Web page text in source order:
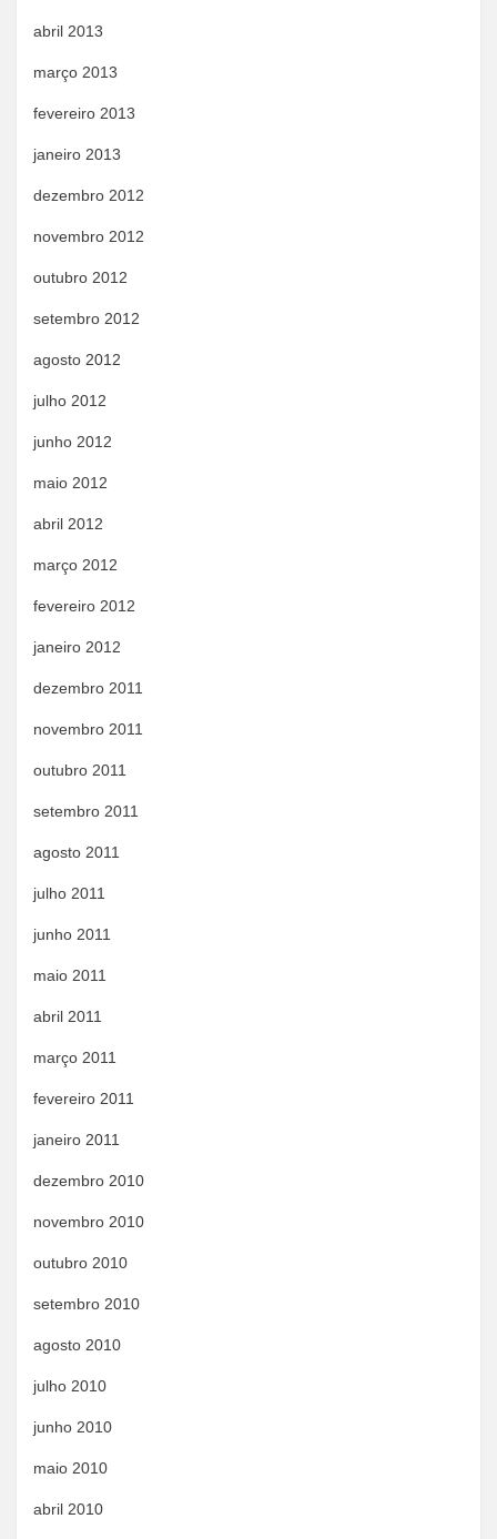
abril 2013
março 2013
fevereiro 2013
janeiro 2013
dezembro 2012
novembro 2012
outubro 2012
setembro 2012
agosto 2012
julho 2012
junho 2012
maio 2012
abril 2012
março 2012
fevereiro 2012
janeiro 2012
dezembro 2011
novembro 2011
outubro 2011
setembro 2011
agosto 2011
julho 2011
junho 2011
maio 2011
abril 2011
março 2011
fevereiro 2011
janeiro 2011
dezembro 2010
novembro 2010
outubro 2010
setembro 2010
agosto 2010
julho 2010
junho 2010
maio 2010
abril 2010